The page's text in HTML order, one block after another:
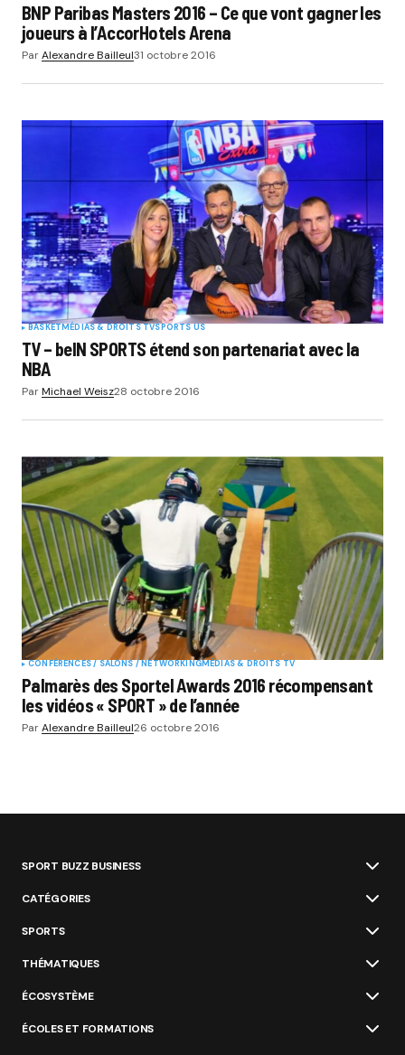
BNP Paribas Masters 2016 – Ce que vont gagner les
joueurs à l’AccorHotels Arena
ParAlexandre Bailleul31 octobre 2016
BASKETMÉDIAS & DROITS TVSPORTS US
TV – beIN SPORTS étend son partenariat avec la
NBA
ParMichael Weisz28 octobre 2016
CONFÉRENCES / SALONS / NETWORKINGMÉDIAS & DROITS TV
Palmarès des Sportel Awards 2016 récompensant
les vidéos « SPORT » de l’année
ParAlexandre Bailleul26 octobre 2016
SPORT BUZZ BUSINESS
CATÉGORIES
SPORTS
THÉMATIQUES
ÉCOSYSTÈME
ÉCOLES ET FORMATIONS